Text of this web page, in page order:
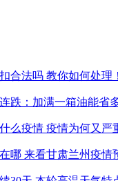
合法吗 教你如何处理！
跌：加满一箱油能省
么疫情 疫情为何又严
哪 来看甘肃兰州疫情